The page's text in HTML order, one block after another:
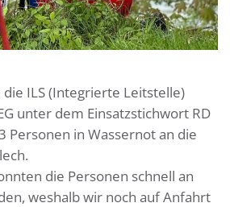
ILS (Integrierte Leitstelle)
unter dem Einsatzstichwort RD
Personen in Wassernot an die
die Personen schnell an
weshalb wir noch auf Anfahrt